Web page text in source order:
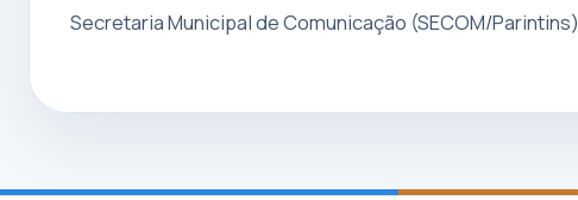
Secretaria Municipal de Comunicação (SECOM/Parintins)